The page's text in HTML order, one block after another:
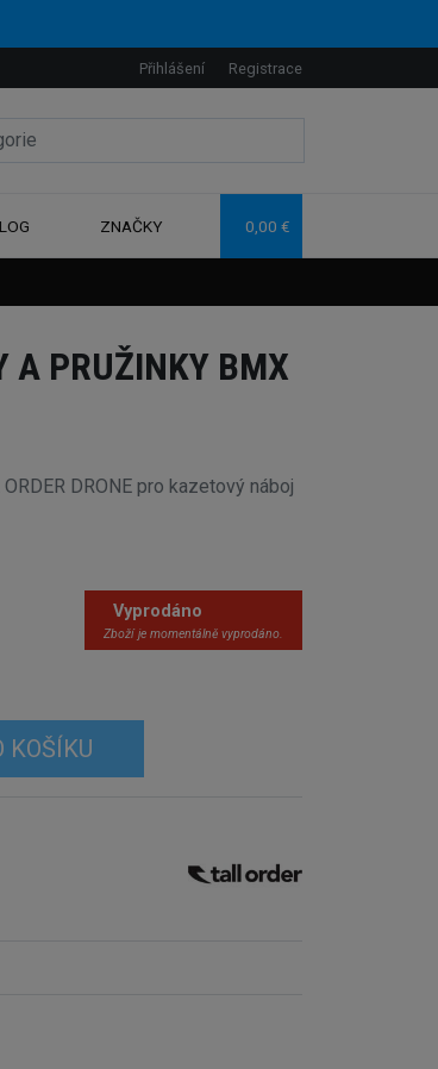
Přihlášení Registrace
ZNAČKY 0,00 €
A PRUŽINKY BMX
DRONE pro kazetový náboj
Vyprodáno
Zboží je momentálně vyprodáno.
KOŠÍKU